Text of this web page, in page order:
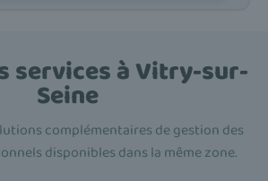
services à Vitry-sur-
Seine
complémentaires de gestion des
disponibles dans la même zone.